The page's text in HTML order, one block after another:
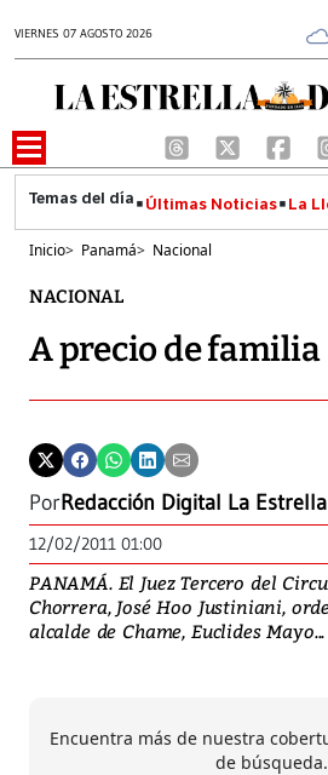
VIERNES 07 AGOSTO 2026
Últimas Noticias La
Inicio> Panamá> Nacional
NACIONAL
A precio de familia
PorRedacción Digital La Estrella
12/02/2011 01:00
PANAMÁ. El Juez Tercero del
Chorrera, José Hoo Justiniani,
alcalde de Chame, Euclides Mayo...
Encuentra más de nuestra
de búsqueda.